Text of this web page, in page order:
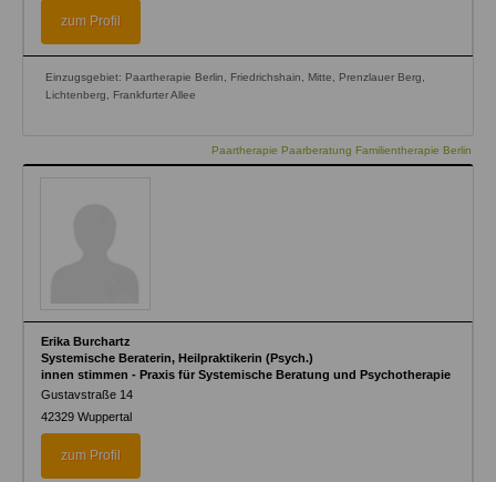
zum Profil
Einzugsgebiet: Paartherapie Berlin, Friedrichshain, Mitte, Prenzlauer Berg,
Lichtenberg, Frankfurter Allee
Paartherapie Paarberatung Familientherapie Berlin
Erika Burchartz
Systemische Beraterin, Heilpraktikerin (Psych.)
innen stimmen - Praxis für Systemische Beratung und Psychotherapie
Gustavstraße 14
42329 Wuppertal
zum Profil